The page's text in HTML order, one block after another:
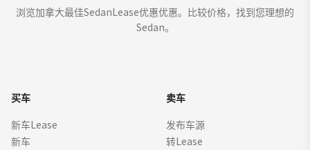
浏览加拿大最佳SedanLease优惠优惠。比较价格，找到您理想的
Sedan。
买车
新车Lease
新车
卖车
发布车源
转Lease